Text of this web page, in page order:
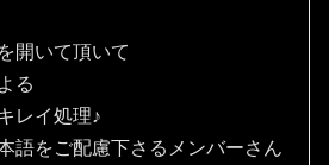
開いて頂いて
る
レイ処理♪
語をご配慮下さるメンバーさん